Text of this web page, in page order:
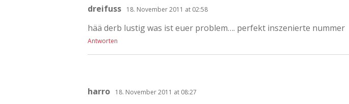
dreifuss 18. November 2011 at 02:58
hää derb lustig was ist euer problem…. perfekt inszenierte nummer
Antworten
harro 18. November 2011 at 08:27